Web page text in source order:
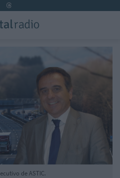
de ASTIC.